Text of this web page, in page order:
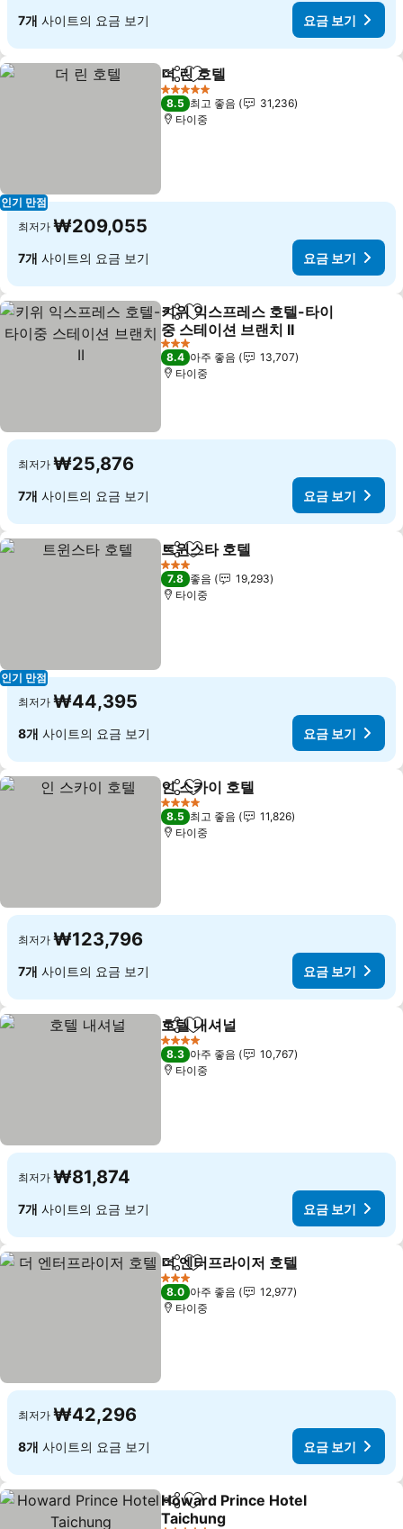
7개 사이트의 요금 보기 요금 보기
인기 만점
공유 즐겨찾기에 추가
더 린 호텔
5 성급
8.5 최고 좋음
31,236
타이중
최저가 ₩209,055
7개 사이트의 요금 보기 요금 보기
공유 즐겨찾기에 추가
키위 익스프레스 호텔-타이
중 스테이션 브랜치 II
요금 보기
3 성급
8.4 아주 좋음
13,707
타이중
최저가 ₩25,876
7개 사이트의 요금 보기 요금 보기
인기 만점
공유 즐겨찾기에 추가
트윈스타 호텔
3 성급
7.8 좋음
19,293
타이중
최저가 ₩44,395
8개 사이트의 요금 보기 요금 보기
공유 즐겨찾기에 추가
인 스카이 호텔
4 성급
8.5 최고 좋음
11,826
타이중
최저가 ₩123,796
7개 사이트의 요금 보기 요금 보기
공유 즐겨찾기에 추가
호텔 내셔널
4 성급
8.3 아주 좋음
10,767
타이중
최저가 ₩81,874
7개 사이트의 요금 보기 요금 보기
공유 즐겨찾기에 추가
더 엔터프라이저 호텔
3 성급
8.0 아주 좋음
12,977
타이중
최저가 ₩42,296
8개 사이트의 요금 보기 요금 보기
공유 즐겨찾기에 추가
Howard Prince Hotel
Taichung